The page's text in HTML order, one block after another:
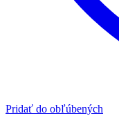
Pridať do obľúbených